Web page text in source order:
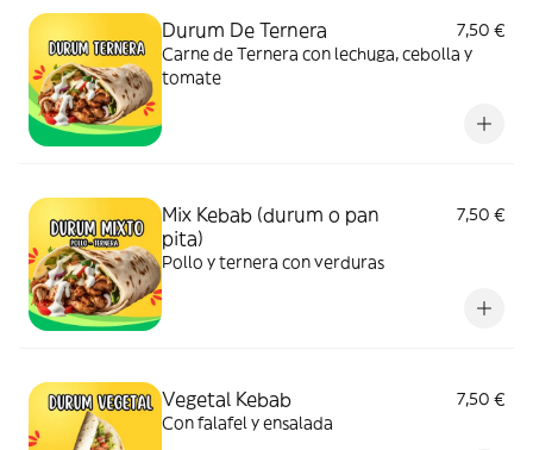
Durum De Ternera
7,50 €
Carne de Ternera con lechuga, cebolla y
tomate
Mix Kebab (durum o pan
pita)
7,50 €
Pollo y ternera con verduras
Vegetal Kebab
7,50 €
Con falafel y ensalada